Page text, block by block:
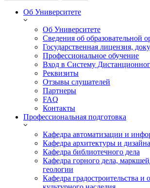
Об Университете
Об Университете
Сведения об образовательной
Государственная лицензия,
Профессиональное обучение
Вход в Систему
Реквизиты
Отзывы слушателей
Партнеры
FAQ
Контакты
Профессиональная подготовка
Кафедра автоматизации и
Кафедра архитектуры и дизайна
Кафедра библиотечного дела
Кафедра горного дела,
геологии
Кафедра градостроительства и